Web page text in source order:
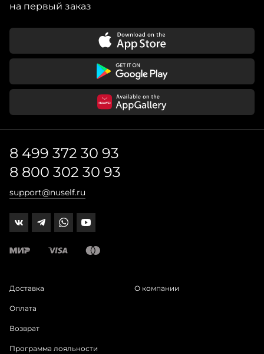
на первый заказ
8 499 372 30 93
8 800 302 30 93
support@nuself.ru
Доставка
Оплата
Возврат
Программа лояльности
О компании